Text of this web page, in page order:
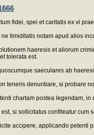
fidei, spei et caritatis ex vi
timiditatis notam apud alios
haeresis et aliorum
tolerata est.
saeculares ab
teneris denuntiare, si probare
chartam postea legendam,
si sollicitatus confiteatur
accipere, applicando